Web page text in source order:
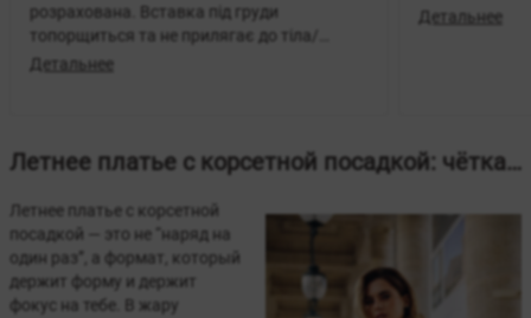
розрахована. Вставка під груди
топорщиться та не прилягає до тіла/
грудної клітина. Думаю, модель краще
Детальнее
Детальнее
Летнее платье с корсетной посадкой: чёткая талия, лёгкие ткани, эффектный выход
Летнее платье с корсетной
посадкой — это не “наряд на
один раз”, а формат, который
держит форму и держит
фокус на тебе. В жару